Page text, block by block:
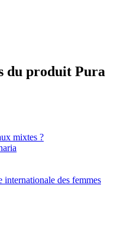
du produit Pura
mixtes ?
internationale des femmes